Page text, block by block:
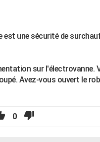
est une sécurité de
sur l'électrovanne.
Avez-vous ouvert le
0